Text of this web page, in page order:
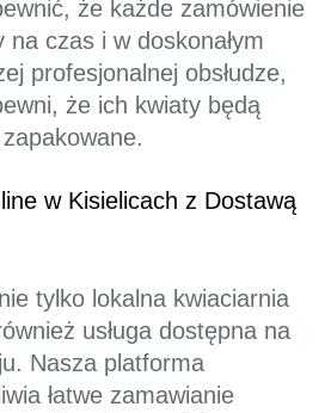
że każde zamówienie
czas i w doskonałym
profesjonalnej obsłudze,
że ich kwiaty będą
w Kisielicach z Dostawą
tylko lokalna kwiaciarnia
usługa dostępna na
Nasza platforma
łatwe zamawianie